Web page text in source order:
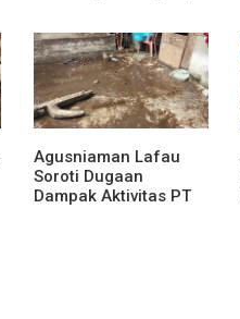
Kabupaten Karo
Tingkatkan
Kenyamanan Akses
Wisata, Pertanian dan
Perekonomian
Agusniaman Lafau
Soroti Dugaan
Dampak Aktivitas PT